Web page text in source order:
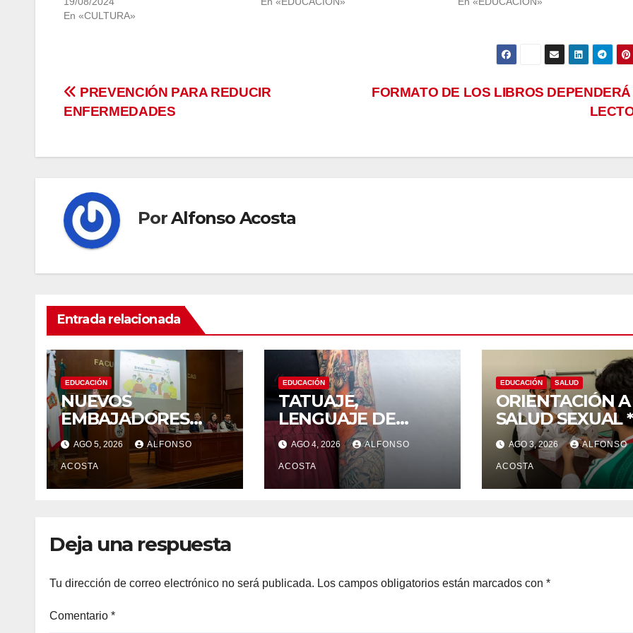
En «CULTURA»
Navegación
entradas
FORMATO DE LOS LIBROS
PREVENCIÓN PARA REDUCIR
ENFERMEDADES
PorAlfonso Acosta
Entrada relacionada
EDUCACIÓN
NUEVOS
EMBAJADORES
UNIVERSITARIOS
AGO 5, 2026 ALFONSO
ACOSTA
EDUCACIÓN
TATUAJE,
LENGUAJE DE
IDENTIDAD Y
PERTENENCIA
AGO 4, 2026 ALFONSO
ACOSTA
EDUCACIÓN SALUD
ORIENTACIÓN
SALUD SEXUAL *
Planificación
familiar, un
AGO 3, 2026 ALFONSO
ACOSTA
Deja una respuesta
Tu dirección de correo electrónico no será publicada. Los campos obligatorios están marcados con *
Comentario *